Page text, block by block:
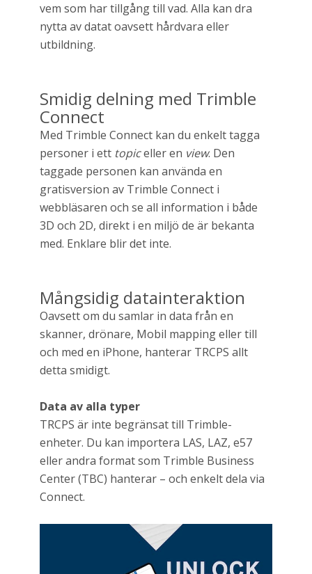
vem som har tillgång till vad. Alla kan dra
nytta av datat oavsett hårdvara eller
utbildning.
Smidig delning med Trimble
Connect
Med Trimble Connect kan du enkelt tagga
personer i etttopiceller en view. Den
taggade personen kan använda en
gratisversion av Trimble Connect i
webbläsaren och se all information i både
3D och 2D, direkt i en miljö de är bekanta
med. Enklare blir det inte.
Mångsidig datainteraktion
Oavsett om du samlar in data från en
skanner, drönare, Mobil mapping eller till
och med en iPhone, hanterar TRCPS allt
detta smidigt.
Data av alla typer
TRCPS är inte begränsat till Trimble-
enheter. Du kan importera LAS, LAZ, e57
eller andra format som Trimble Business
Center (TBC) hanterar – och enkelt dela via
Connect.